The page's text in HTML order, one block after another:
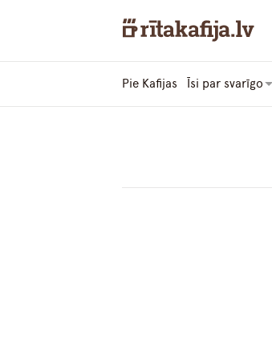
Pie Kafijas Īsi par svarīgo